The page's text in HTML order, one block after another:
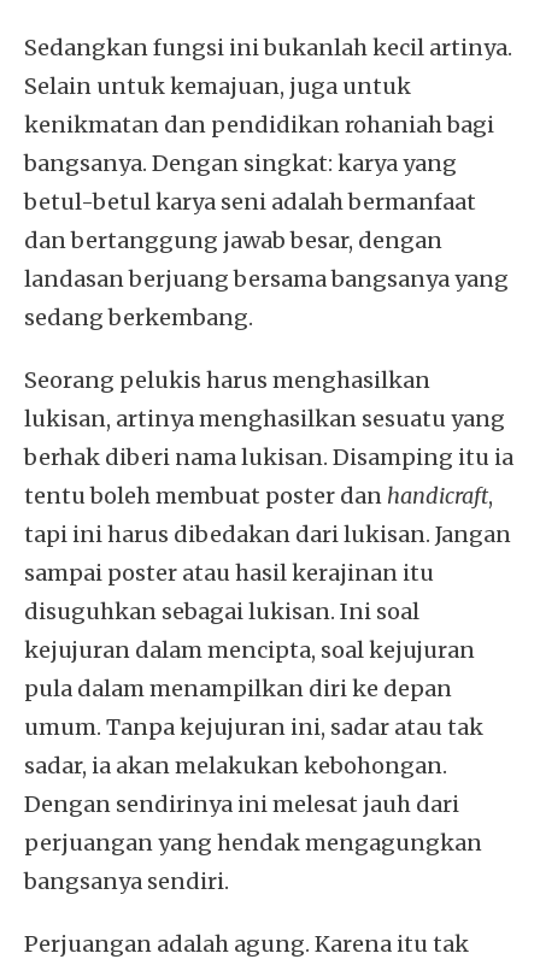
Sedangkan fungsi ini bukanlah kecil artinya.
Selain untuk kemajuan, juga untuk
kenikmatan dan pendidikan rohaniah bagi
bangsanya. Dengan singkat: karya yang
betul-betul karya seni adalah bermanfaat
dan bertanggung jawab besar, dengan
landasan berjuang bersama bangsanya yang
sedang berkembang.
Seorang pelukis harus menghasilkan
lukisan, artinya menghasilkan sesuatu yang
berhak diberi nama lukisan. Disamping itu ia
tentu boleh membuat poster dan handicraft,
tapi ini harus dibedakan dari lukisan. Jangan
sampai poster atau hasil kerajinan itu
disuguhkan sebagai lukisan. Ini soal
kejujuran dalam mencipta, soal kejujuran
pula dalam menampilkan diri ke depan
umum. Tanpa kejujuran ini, sadar atau tak
sadar, ia akan melakukan kebohongan.
Dengan sendirinya ini melesat jauh dari
perjuangan yang hendak mengagungkan
bangsanya sendiri.
Perjuangan adalah agung. Karena itu tak